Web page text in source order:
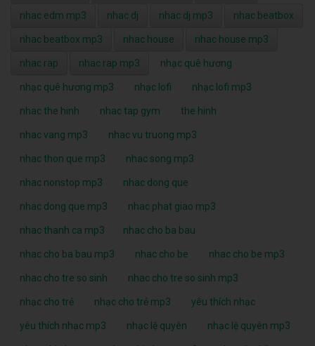
nhac edm mp3 nhac dj nhac dj mp3 nhac beatbox
nhac beatbox mp3 nhac house nhac house mp3
nhac rap nhac rap mp3 nhạc quê hương
nhạc quê hương mp3 nhạc lofi nhạc lofi mp3
nhac the hinh nhac tap gym the hinh
nhac vang mp3 nhac vu truong mp3
nhac thon que mp3 nhac song mp3
nhac nonstop mp3 nhac dong que
nhac dong que mp3 nhac phat giao mp3
nhac thanh ca mp3 nhac cho ba bau
nhac cho ba bau mp3 nhac cho be nhac cho be mp3
nhac cho tre so sinh nhac cho tre so sinh mp3
nhạc cho trẻ nhạc cho trẻ mp3 yêu thích nhạc
yêu thích nhạc mp3 nhạc lệ quyên nhạc lệ quyên mp3